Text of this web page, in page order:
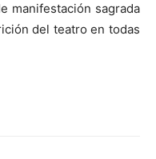
manifestación sagrada
del teatro en todas